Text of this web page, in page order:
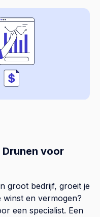
voor
groot bedrijf, groeit je
en vermogen?
een specialist. Een